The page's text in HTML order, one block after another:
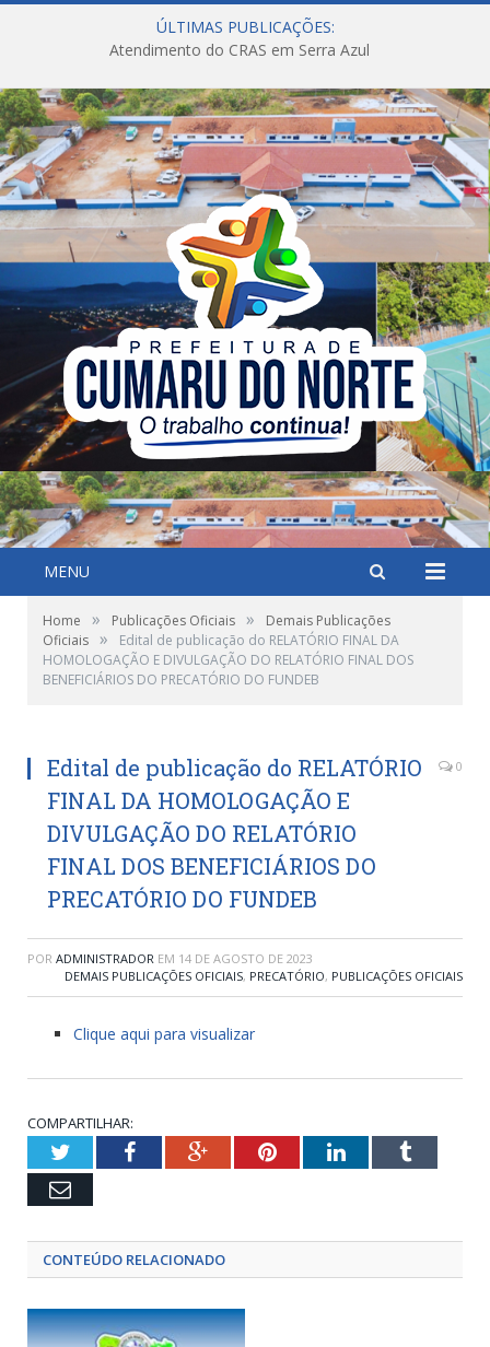
ÚLTIMAS PUBLICAÇÕES:
Atendimento do CRAS em Serra Azul
MENU
Home » Publicações Oficiais »
Demais Publicações
Oficiais »
Edital de publicação do RELATÓRIO FINAL DA
HOMOLOGAÇÃO E DIVULGAÇÃO DO RELATÓRIO FINAL DOS
BENEFICIÁRIOS DO PRECATÓRIO DO FUNDEB
Edital de publicação do RELATÓRIO
FINAL DA HOMOLOGAÇÃO E
DIVULGAÇÃO DO RELATÓRIO
FINAL DOS BENEFICIÁRIOS DO
PRECATÓRIO DO FUNDEB
0
POR ADMINISTRADOR EM 14 DE AGOSTO DE 2023
DEMAIS PUBLICAÇÕES OFICIAIS, PRECATÓRIO, PUBLICAÇÕES OFICIAIS
Clique aqui para visualizar
COMPARTILHAR:
TwitterFacebookGoogle+PinterestLinkedInTumblr
Email
CONTEÚDO RELACIONADO